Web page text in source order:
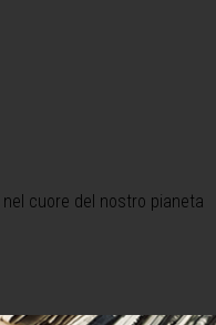
nel cuore del nostro pianeta